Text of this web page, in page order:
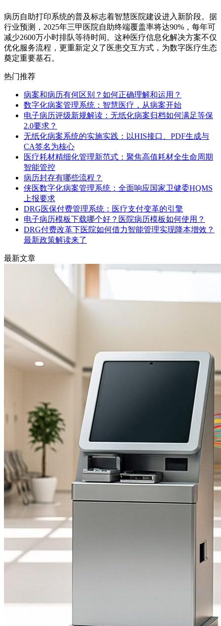
病历自助打印系统的普及标志着智慧医院建设进入新阶段。据
行业预测，2025年三甲医院自助终端覆盖率将达90%，每年可
减少2600万小时排队等待时间。这种医疗信息化解决方案不仅
优化服务流程，更重新定义了医患交互方式，为数字医疗生态
奠定重要基石。
热门推荐
病案和病历有何区别？如何正确理解和运用？
数字化病案管理系统：智慧医疗，从病案开始
电子病历评级新规解读：无纸化病案归档如何满足等保
2.0要求？
无纸化病案系统的实施实践：以HIS接口、PDF生成与
CA签名为核心
医疗耗材精细化管理新范式：聚焦高值耗材全生命周期
智能管控
病历封存有哪些流程？
侠医数字化病案管理系统：全面响应国家卫健委HQMS
上报要求
DRG医保付费管理系统：医疗支付变革的引擎
电子病历模板下载哪个好？医院病历模板如何使用？
DRG付费改革下医院如何借力智能管理实现降本增效？
最新政策解读来了
最新文章